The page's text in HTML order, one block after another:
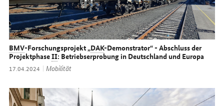
BMV-Forschungsprojekt „DAK-Demonstrator“ - Abschluss der
ProjektphaseII: Betriebserprobung in Deutschland und Europa
Datum:
17.04.2024 Thema:
Mobilität